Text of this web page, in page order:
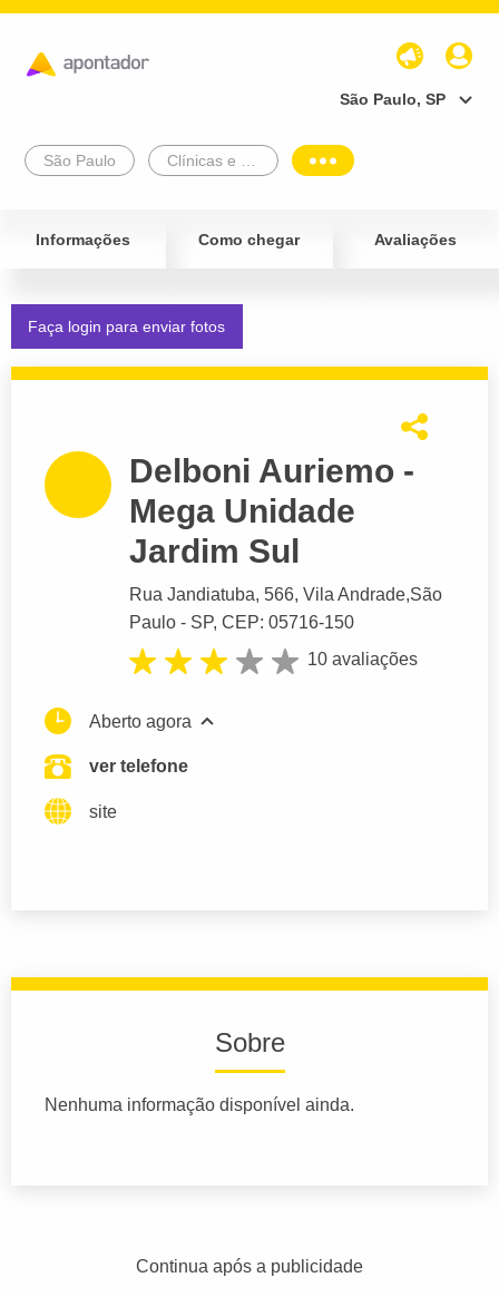
São Paulo, SP
São Paulo
Informações Como chegar Avaliações
Faça login para enviar fotos
Delboni Auriemo -
Mega Unidade
Jardim Sul
Rua Jandiatuba, 566, Vila Andrade,São
Paulo - SP, CEP: 05716-150
10 avaliações
Aberto agora
ver telefone
site
Sobre
Nenhuma informação disponível ainda.
Continua após a publicidade